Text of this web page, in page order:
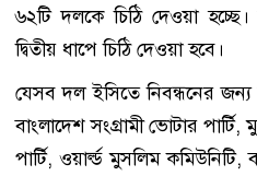
৬২টি দলকে চিঠি দেওয়া
দ্বিতীয় ধাপে চিঠি দেওয়া হবে।
যেসব দল ইসিতে নিবন্ধনের
বাংলাদেশ সংগ্রামী ভোটার
পার্টি, ওয়ার্ল্ড মুসলিম